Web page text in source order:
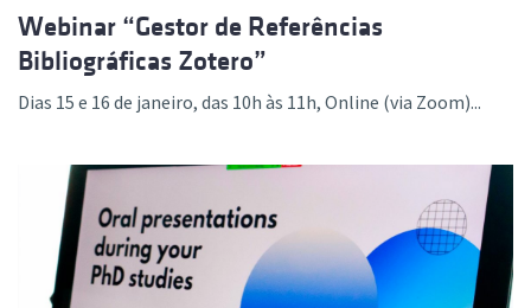
Webinar “Gestor de Referências
Bibliográficas Zotero”
Dias 15 e 16 de janeiro, das 10h às 11h, Online (via Zoom)...